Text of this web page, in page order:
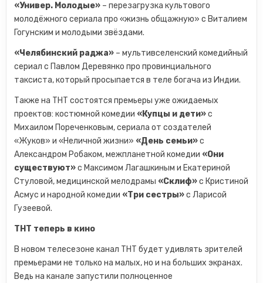
«Универ. Молодые» – перезагрузка культового
молодёжного сериала про «жизнь общажную» с Виталием
Гогунским и молодыми звёздами.
«Челябинский раджа» – мультивселенский комедийный
сериал с Павлом Деревянко про провинциального
таксиста, который просыпается в теле богача из Индии.
Также на ТНТ состоятся премьеры уже ожидаемых
проектов: костюмной комедии «Купцы и дети»с
Михаилом Пореченковым, сериала от создателей
«Жуков» и «Неличной жизни» «День семьи»с
Александром Робаком, межпланетной комедии «Они
существуют»с Максимом Лагашкиным и Екатериной
Стуловой, медицинской мелодрамы «Склиф»с Кристиной
Асмус и народной комедии «Три сестры»с Ларисой
Гузеевой.
ТНТ теперь в кино
В новом телесезоне канал ТНТ будет удивлять зрителей
премьерами не только на малых, но и на больших экранах.
Ведь на канале запустили полноценное